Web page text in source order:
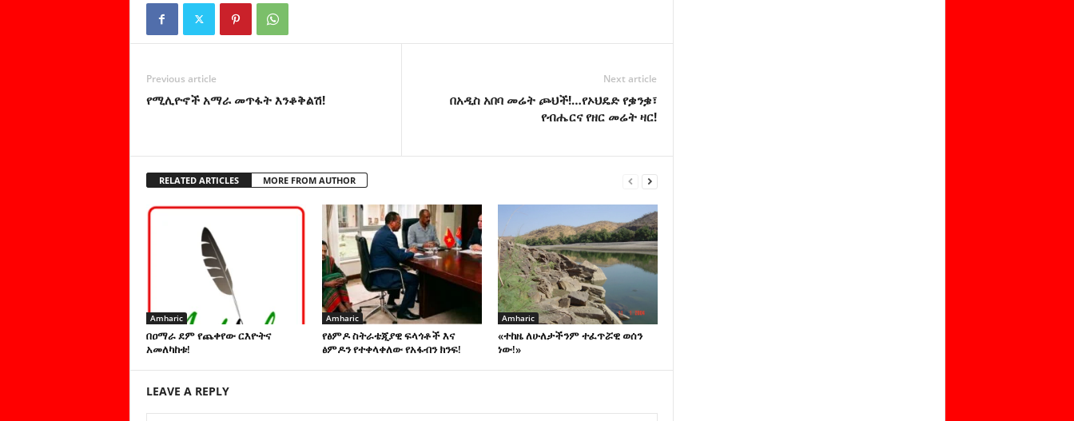
Previous article
የሚሊዮኖች አማራ መጥፋት እንቆቅልሽ!
Next article
በአዲስ አበባ መሬት ጮህች!…የኦህዴድ የቌንቌ፣
የብሔርና የዘር መሬት ዛር!
RELATED ARTICLES MORE FROM AUTHOR
Amharic
በዐማራ ደም የጨቀየው ርእዮትና
አመለካከቱ!
Amharic
የፅምዶ ስትራቴጂያዊ ፍላጎቶች እና
ፅምዶን የተቀላቀለው የአፋብን ክንፍ!
Amharic
«ተከዜ ለሁለታችንም ተፈጥሯዊ ወሰን
ነው!»
LEAVE A REPLY